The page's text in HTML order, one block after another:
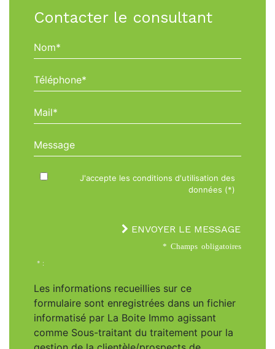
Contacter le consultant
Nom*
Téléphone*
Mail*
Message
J'accepte les conditions d'utilisation des
données (*)
ENVOYER LE MESSAGE
* Champs obligatoires
* :
Les informations recueillies sur ce
formulaire sont enregistrées dans un fichier
informatisé par La Boite Immo agissant
comme Sous-traitant du traitement pour la